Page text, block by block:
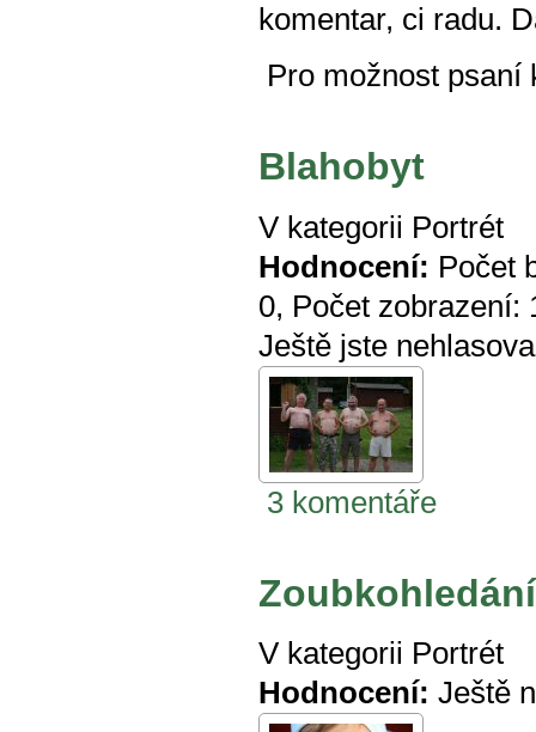
komentar, ci radu.
Pro možnost
Blahobyt
V kategorii Portrét
Hodnocení: Počet
0, Počet zobrazení:
Ještě jste
3 komentáře
Zoubkohledání
V kategorii Portrét
Hodnocení: Ještě